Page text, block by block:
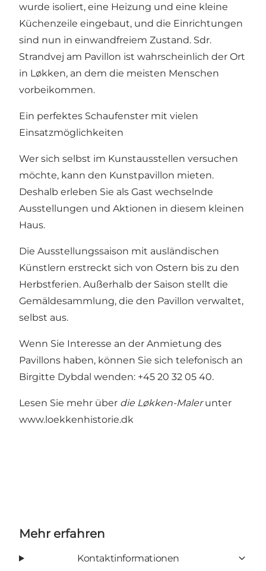
wurde isoliert, eine Heizung und eine kleine
Küchenzeile eingebaut, und die Einrichtungen
sind nun in einwandfreiem Zustand. Sdr.
Strandvej am Pavillon ist wahrscheinlich der Ort
in Løkken, an dem die meisten Menschen
vorbeikommen.
Ein perfektes Schaufenster mit vielen
Einsatzmöglichkeiten
Wer sich selbst im Kunstausstellen versuchen
möchte, kann den Kunstpavillon mieten.
Deshalb erleben Sie als Gast wechselnde
Ausstellungen und Aktionen in diesem kleinen
Haus.
Die Ausstellungssaison mit ausländischen
Künstlern erstreckt sich von Ostern bis zu den
Herbstferien. Außerhalb der Saison stellt die
Gemäldesammlung, die den Pavillon verwaltet,
selbst aus.
Wenn Sie Interesse an der Anmietung des
Pavillons haben, können Sie sich telefonisch an
Birgitte Dybdal wenden: +45 20 32 05 40.
Lesen Sie mehr über die Løkken-Malerunter
www.loekkenhistorie.dk
Mehr erfahren
Kontaktinformationen